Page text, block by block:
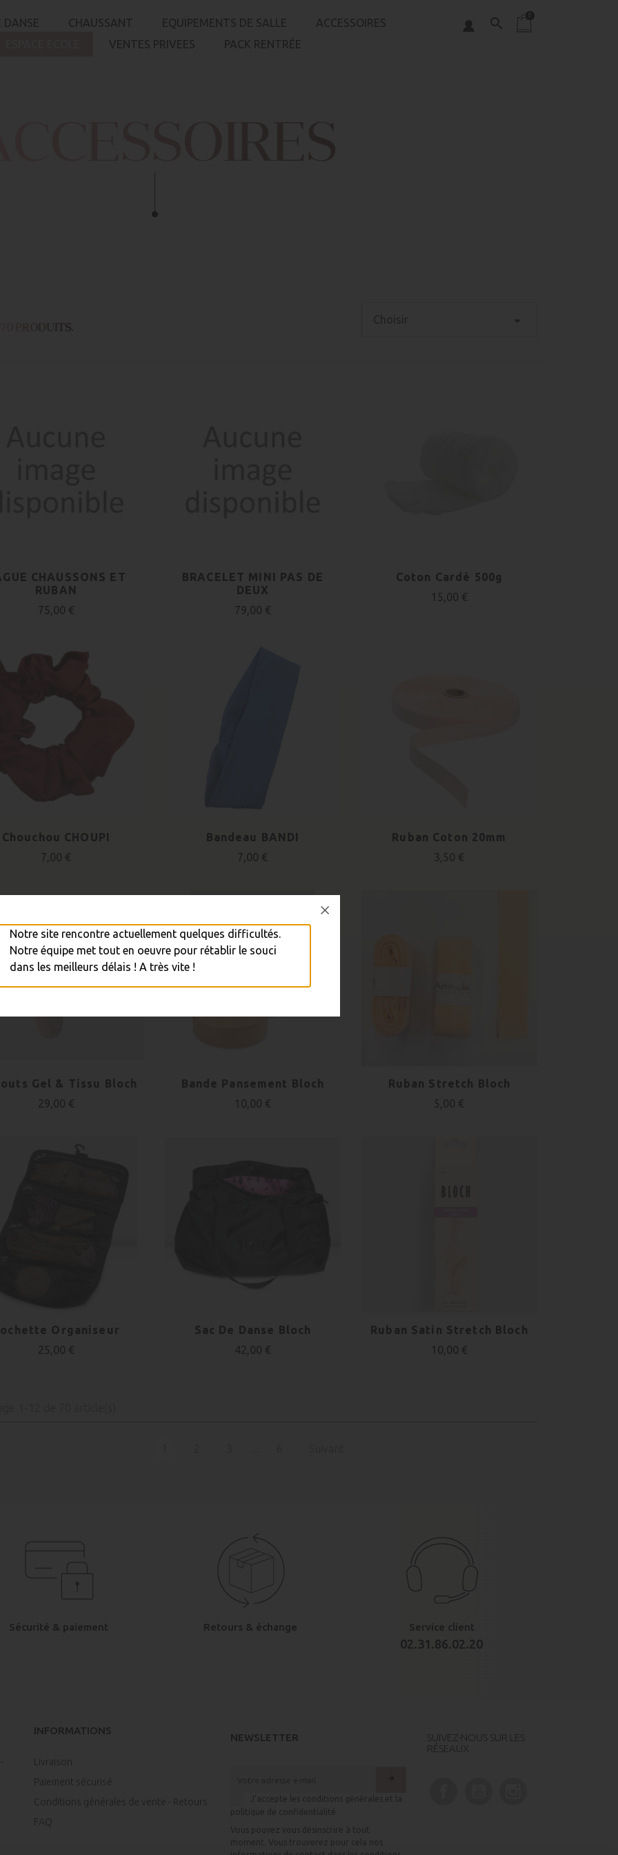
CHAUSSANT EQUIPEMENTS DE SALLE
ACCESSOIRES
VENTES PRIVEES PACK RENTRÉE
search
PRODUITS.
CHAUSSONS ET
RUBAN
75,00 €
BRACELET MINI PAS DE
DEUX
79,00 €
Coton Cardé 500g
15,00 €
Chouchou CHOUPI
7,00 €
Bandeau BANDI
7,00 €
Ruban Coton 20mm
3,50 €
Gel & Tissu Bloch
29,00 €
Bande Pansement Bloch
10,00 €
Ruban Stretch Bloch
5,00 €
Organiseur
25,00 €
Sac De Danse Bloch
42,00 €
Ruban Satin Stretch Bloch
10,00 €
Sécurité & paiement Retours & échange Service client
02.31.86.02.20
INFORMATIONS
Livraison
Paiement sécurisé
Conditions générales de vente - Retours
FAQ
NEWSLETTER
SUIVEZ-NOUS SUR LES
RÉSEAUX
Notre site rencontre actuellement quelques difficultés.
Notre équipe met tout en oeuvre pour rétablir le souci
dans les meilleurs délais ! A très vite !